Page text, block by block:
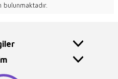
bulunmaktadır.